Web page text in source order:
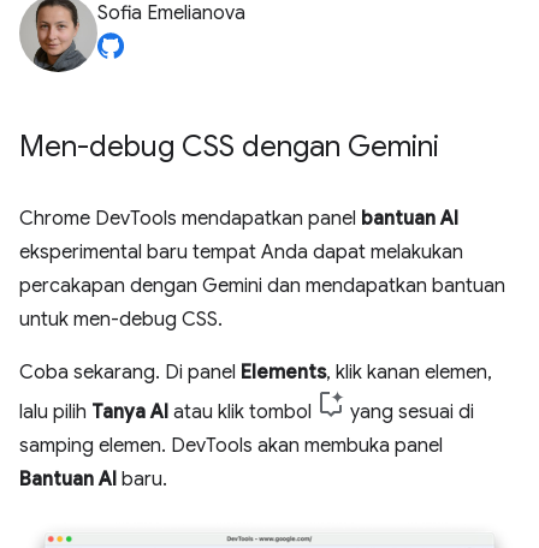
Sofia Emelianova
Men-debug CSS dengan Gemini
Chrome DevTools mendapatkan panel bantuan AI
eksperimental baru tempat Anda dapat melakukan
percakapan dengan Gemini dan mendapatkan bantuan
untuk men-debug CSS.
Coba sekarang. Di panel Elements, klik kanan elemen,
lalu pilih Tanya AI atau klik tombol
yang sesuai di
samping elemen. DevTools akan membuka panel
Bantuan AI baru.